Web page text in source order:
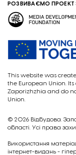
РОЗВИВАЄМО ПРОЕКТ
This website was
the European Union.
Zaporizhzhia and do
Union.
© 2026 Відбудова.
області. Усі права
Викориcтання
інтернет-видань -